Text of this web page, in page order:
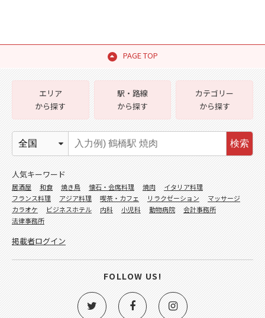
PAGE TOP
エリア
から探す
駅・路線
から探す
カテゴリー
から探す
検索
人気キーワード
居酒屋 和食 焼き鳥 懐石・会席料理 焼肉
イタリア料理
フランス料理
アジア料理 喫茶・カフェ リラクゼーション
マッサージ
カラオケ
ビジネスホテル 内科 小児科 動物病院
会計事務所
法律事務所
掲載者ログイン
FOLLOW US!